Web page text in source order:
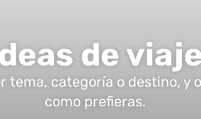
de viaje
tema, categoría o destino, y
como prefieras.